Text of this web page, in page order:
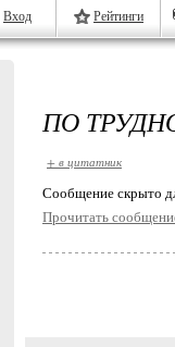
Вход Рейтинги
ПО
+ в цитатник
Cообщение скрыто
Прочитать